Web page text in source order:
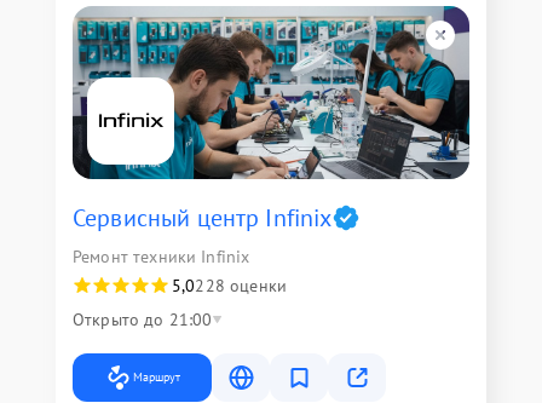
Сервисный центр Infinix
Ремонт техники Infinix
5,0228 оценки
Открыто до 21:00
Маршрут